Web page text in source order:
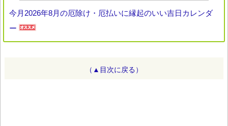
今月2026年8月の厄除け・厄払いに縁起のいい吉日カレンダ
ー
（▲目次に戻る）